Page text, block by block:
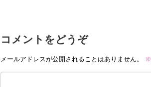
コメントをどうぞ
メールアドレスが公開されることはありません。 ※